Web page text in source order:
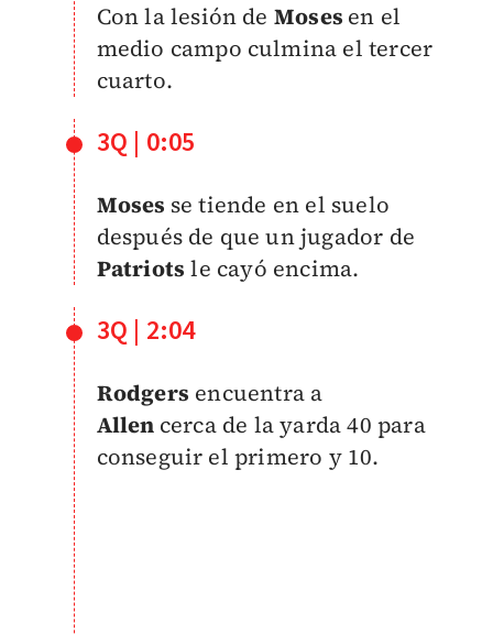
Con la lesión de Moses en el
medio campo culmina el tercer
cuarto.
3Q | 0:05
Moses se tiende en el suelo
después de que un jugador de
Patriots le cayó encima.
3Q | 2:04
Rodgers encuentra a
Allen cerca de la yarda 40 para
conseguir el primero y 10.